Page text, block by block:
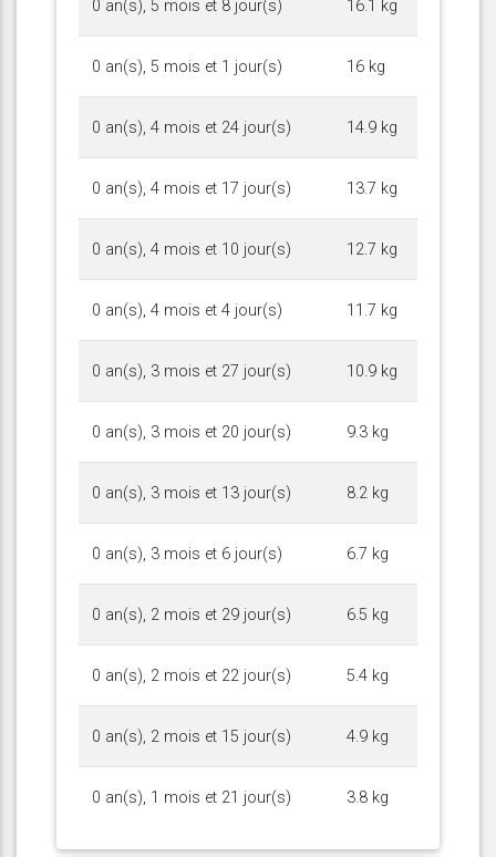
0 an(s), 5 mois et 8 jour(s) 16.1 kg
0 an(s), 5 mois et 1 jour(s) 16 kg
0 an(s), 4 mois et 24 jour(s) 14.9 kg
0 an(s), 4 mois et 17 jour(s) 13.7 kg
0 an(s), 4 mois et 10 jour(s) 12.7 kg
0 an(s), 4 mois et 4 jour(s) 11.7 kg
0 an(s), 3 mois et 27 jour(s) 10.9 kg
0 an(s), 3 mois et 20 jour(s) 9.3 kg
0 an(s), 3 mois et 13 jour(s) 8.2 kg
0 an(s), 3 mois et 6 jour(s) 6.7 kg
0 an(s), 2 mois et 29 jour(s) 6.5 kg
0 an(s), 2 mois et 22 jour(s) 5.4 kg
0 an(s), 2 mois et 15 jour(s) 4.9 kg
0 an(s), 1 mois et 21 jour(s) 3.8 kg